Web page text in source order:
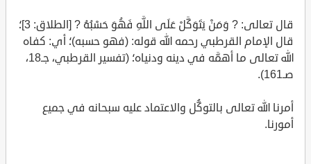
قال تعالى: ? وَمَنْ يَتَوَكَّلْ عَلَى اللَّهِ فَهُوَ حَسْبُهُ ? [الطلاق: 3]؛
قال الإمام القرطبي رحمه الله قوله: (فهو حسبه)؛ أي: كفاه
الله تعالى ما أهمَّه في دينه ودنياه؛ (تفسير القرطبي، جـ18،
صـ161).
أمرنا الله تعالى بالتوكُّل والاعتماد عليه سبحانه في جميع
أمورنا.